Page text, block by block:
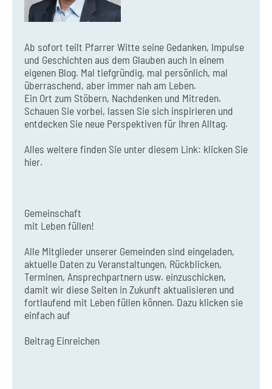
Ab sofort teilt Pfarrer Witte seine Gedanken, Impulse
und Geschichten aus dem Glauben auch in einem
eigenen Blog. Mal tiefgründig, mal persönlich, mal
überraschend, aber immer nah am Leben.
Ein Ort zum Stöbern, Nachdenken und Mitreden.
Schauen Sie vorbei, lassen Sie sich inspirieren und
entdecken Sie neue Perspektiven für Ihren Alltag.
Alles weitere finden Sie unter diesem Link: klicken Sie
hier.
Gemeinschaft
mit Leben füllen!
Alle Mitglieder unserer Gemeinden sind eingeladen,
aktuelle Daten zu Veranstaltungen, Rückblicken,
Terminen, Ansprechpartnern usw. einzuschicken,
damit wir diese Seiten in Zukunft aktualisieren und
fortlaufend mit Leben füllen können. Dazu klicken sie
einfach auf
Beitrag Einreichen